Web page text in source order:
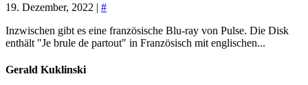
19. Dezember, 2022 | #
Inzwischen gibt es eine französische Blu-ray von Pulse. Die Disk
enthält "Je brule de partout" in Französisch mit englischen...
Gerald Kuklinski